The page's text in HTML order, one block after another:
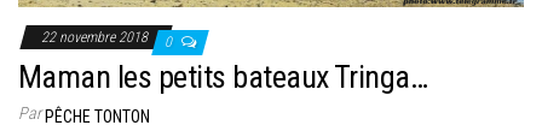
22 novembre 2018 0
Maman les petits bateaux Tringa…
ParPÊCHE TONTON